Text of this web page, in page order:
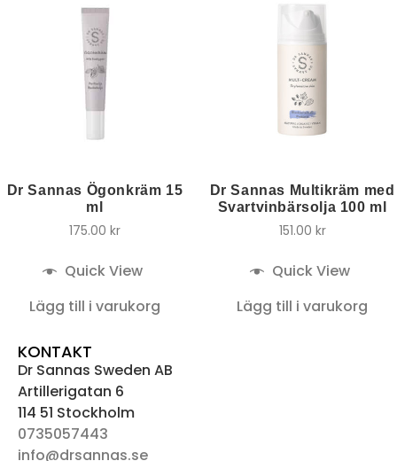
Dr Sannas Ögonkräm 15
ml
175.00 kr
Quick View
Lägg till i varukorg
Dr Sannas Multikräm med
Svartvinbärsolja 100 ml
151.00 kr
Quick View
Lägg till i varukorg
KONTAKT
Dr Sannas Sweden AB
Artillerigatan 6
114 51 Stockholm
0735057443
info@drsannas.se